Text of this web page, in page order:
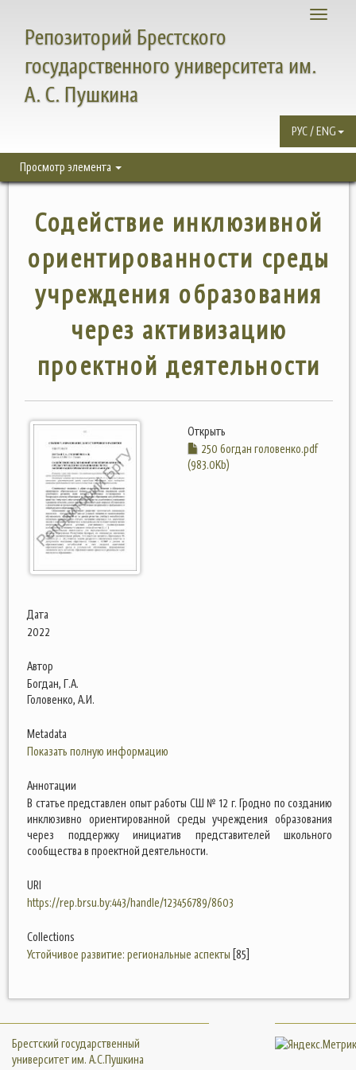
Toggle
Репозиторий Брестского
государственного университета им.
А. С. Пушкина
РУС / ENG
Просмотр элемента
Содействие инклюзивной
ориентированности среды
учреждения образования
через активизацию
проектной деятельности
Открыть
250 богдан головенко.pdf
(983.0Kb)
Дата
2022
Автор
Богдан, Г.А.
Головенко, А.И.
Metadata
Показать полную информацию
Аннотации
В статье представлен опыт работы СШ № 12 г. Гродно по созданию
инклюзивно ориентированной среды учреждения образования
через поддержку инициатив представителей школьного
сообщества в проектной деятельности.
URI
https://rep.brsu.by:443/handle/123456789/8603
Collections
Устойчивое развитие: региональные аспекты [85]
Брестский государственный
университет им. А.С.Пушкина